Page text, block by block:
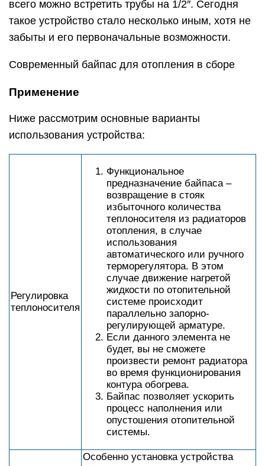
всего можно встретить трубы на 1/2″. Сегодня
такое устройство стало несколько иным, хотя не
забыты и его первоначальные возможности.
Современный байпас для отопления в сборе
Применение
Ниже рассмотрим основные варианты
использования устройства:
Регулировка
теплоносителя
Функциональное
предназначение байпаса –
возвращение в стояк
избыточного количества
теплоносителя из радиаторов
отопления, в случае
использования
автоматического или ручного
терморегулятора. В этом
случае движение нагретой
жидкости по отопительной
системе происходит
параллельно запорно-
регулирующей арматуре.
Если данного элемента не
будет, вы не сможете
произвести ремонт радиатора
во время функционирования
контура обогрева.
Байпас позволяет ускорить
процесс наполнения или
опустошения отопительной
системы.
Особенно установка устройства